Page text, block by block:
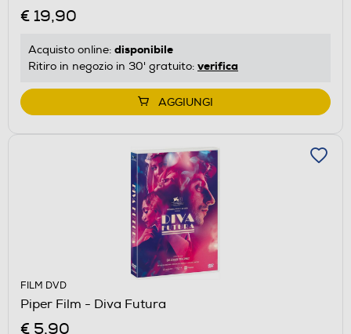
€ 19,90
Acquisto online: disponibile
Ritiro in negozio in 30' gratuito: verifica
AGGIUNGI
FILM DVD
Piper Film - Diva Futura
€ 5,90